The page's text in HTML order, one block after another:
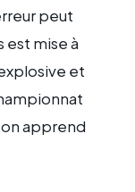
peut
est mise à
et
apprend